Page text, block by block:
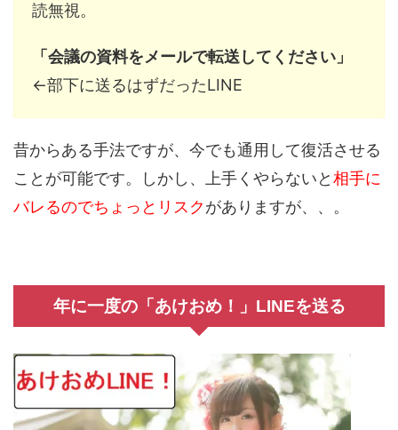
読無視。
「会議の資料をメールで転送してください」
←部下に送るはずだったLINE
昔からある手法ですが、今でも通用して復活させる
ことが可能です。しかし、上手くやらないと相手に
バレるのでちょっとリスクがありますが、、。
年に一度の「あけおめ！」LINEを送る